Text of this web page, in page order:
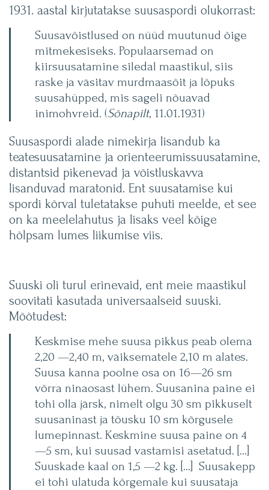
1931. aastal kirjutatakse suusaspordi olukorrast:
Suusavõistlused on nüüd muutunud õige
mitmekesiseks. Populaarsemad on
kiirsuusatamine siledal maastikul, siis
raske ja väsitav murdmaasõit ja lõpuks
suusahüpped, mis sageli nõuavad
inimohvreid. (Sõnapilt, 11.01.1931)
Suusaspordi alade nimekirja lisandub ka
teatesuusatamine ja orienteerumissuusatamine,
distantsid pikenevad ja võistluskavva
lisanduvad maratonid. Ent suusatamise kui
spordi kõrval tuletatakse puhuti meelde, et see
on ka meelelahutus ja lisaks veel kõige
hõlpsam lumes liikumise viis.
Suuski oli turul erinevaid, ent meie maastikul
soovitati kasutada universaalseid suuski.
Mõõtudest:
Keskmise mehe suusa pikkus peab olema
2,20 —2,40 m, väiksematele 2,10 m alates.
Suusa kanna poolne osa on 16—26 sm
võrra ninaosast lühem. Suusanina paine ei
tohi olla järsk, nimelt olgu 30 sm pikkuselt
suusaninast ja tõusku 10 sm kõrgusele
lumepinnast. Keskmine suusa paine on 4
—5 sm, kui suusad vastamisi asetatud. […]
Suuskade kaal on 1,5 —2 kg. […] Suusakepp
ei tohi ulatuda kõrgemale kui suusataja